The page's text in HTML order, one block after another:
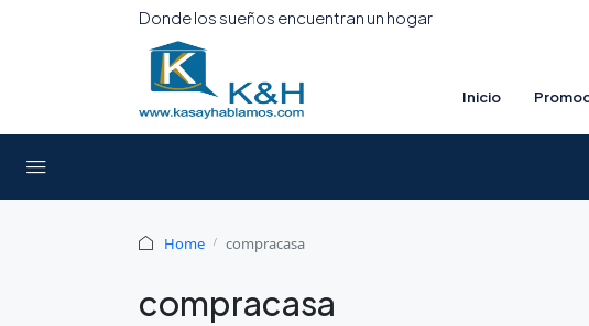
Donde los sueños encuentran un hogar
Inicio
Home compracasa
compracasa